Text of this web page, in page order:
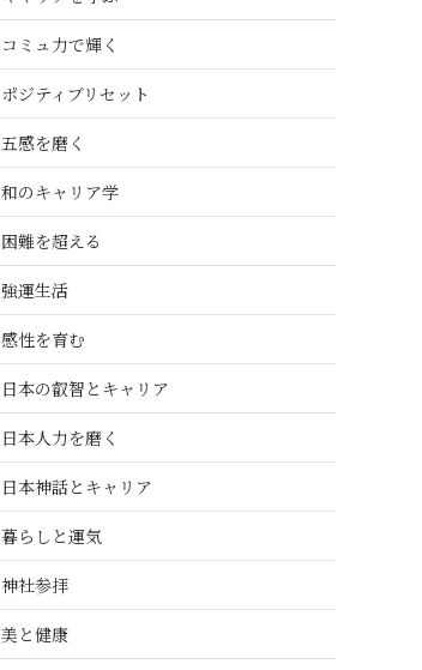
コミュ力で輝く
ポジティブリセット
五感を磨く
和のキャリア学
困難を超える
強運生活
感性を育む
日本の叡智とキャリア
日本人力を磨く
日本神話とキャリア
暮らしと運気
神社参拝
美と健康